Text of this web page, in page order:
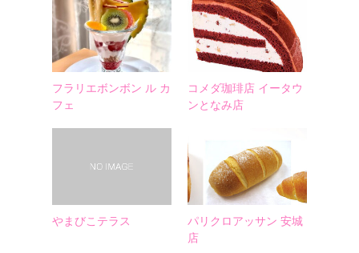
フラリエボンボン ル カ
フェ
コメダ珈琲店 イータウ
ンとなみ店
やまびこテラス
パリクロアッサン 安城
店